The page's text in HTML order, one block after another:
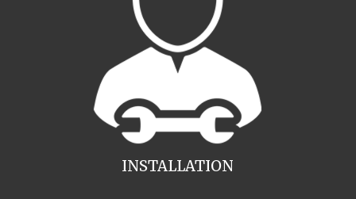
INSTALLATION